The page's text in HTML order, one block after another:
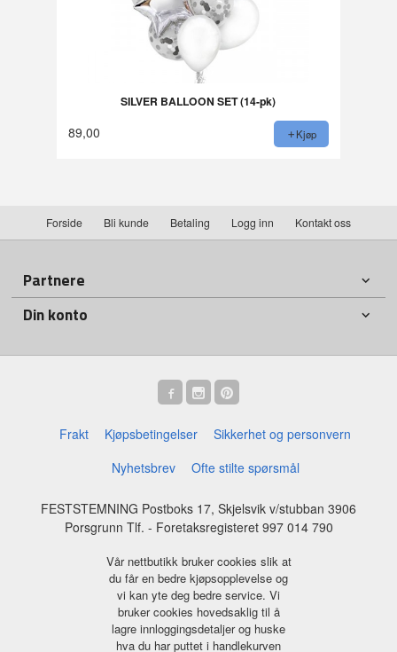
SILVER BALLOON SET (14-pk)
89,00 Kjøp
Forside Bli kunde Betaling Logg inn Kontakt oss
Partnere
Din konto
Frakt Kjøpsbetingelser
Sikkerhet og personvern
Nyhetsbrev
Ofte stilte spørsmål
FESTSTEMNING Postboks 17, Skjelsvik v/stubban 3906
Porsgrunn Tlf. - Foretaksregisteret 997 014 790
Vår nettbutikk bruker cookies slik at
du får en bedre kjøpsopplevelse og
vi kan yte deg bedre service. Vi
bruker cookies hovedsaklig til å
lagre innloggingsdetaljer og huske
hva du har puttet i handlekurven